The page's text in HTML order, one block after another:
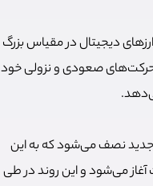
دیجیتال در مقیاس بزرگ
حرکت‌های صعودی و نزولی خود
جدید نصف می‌شود که به این
می‌شود و این روند در طی